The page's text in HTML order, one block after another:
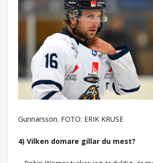
Gunnarsson. FOTO: ERIK KRUSE
4) Vilken domare gillar du mest?